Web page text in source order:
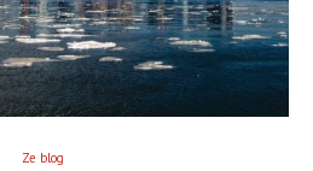
Ze blog